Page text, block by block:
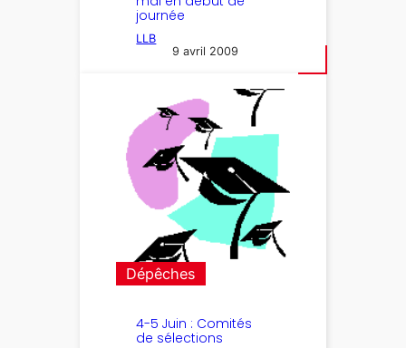
journée
LLB
9 avril 2009
Dépêches
4-5 Juin : Comités
de sélections